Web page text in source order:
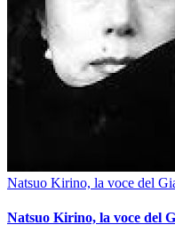
Natsuo Kirino, la voce del
Natsuo Kirino, la voce del